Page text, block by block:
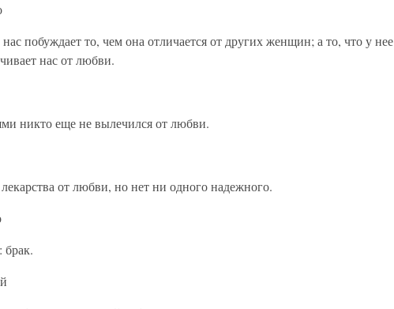
побуждает то, чем она отличается от других женщин; а то, что у нее
нас от любви.
никто еще не вылечился от любви.
от любви, но нет ни одного надежного.
брак.